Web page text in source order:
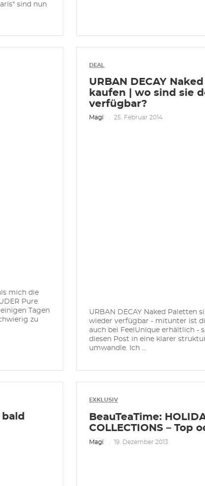
sind nun
mich die
Pure
Tagen
zu
DEAL
URBAN DECAY
kaufen | wo sind sie
verfügbar?
Magi 25. Februar 2014
URBAN DECAY Naked Paletten
wieder verfügbar - mitunter ist
auch bei FeelUnique erhältlich -
diesen Post in eine klarer
umwandle. Ich ...
bald
EXKLUSIV
BeauTeaTime:
COLLECTIONS – Top
Magi 19. Dezember 2013